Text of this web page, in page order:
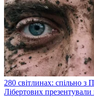
280 світлинах: спільно
Лібертових